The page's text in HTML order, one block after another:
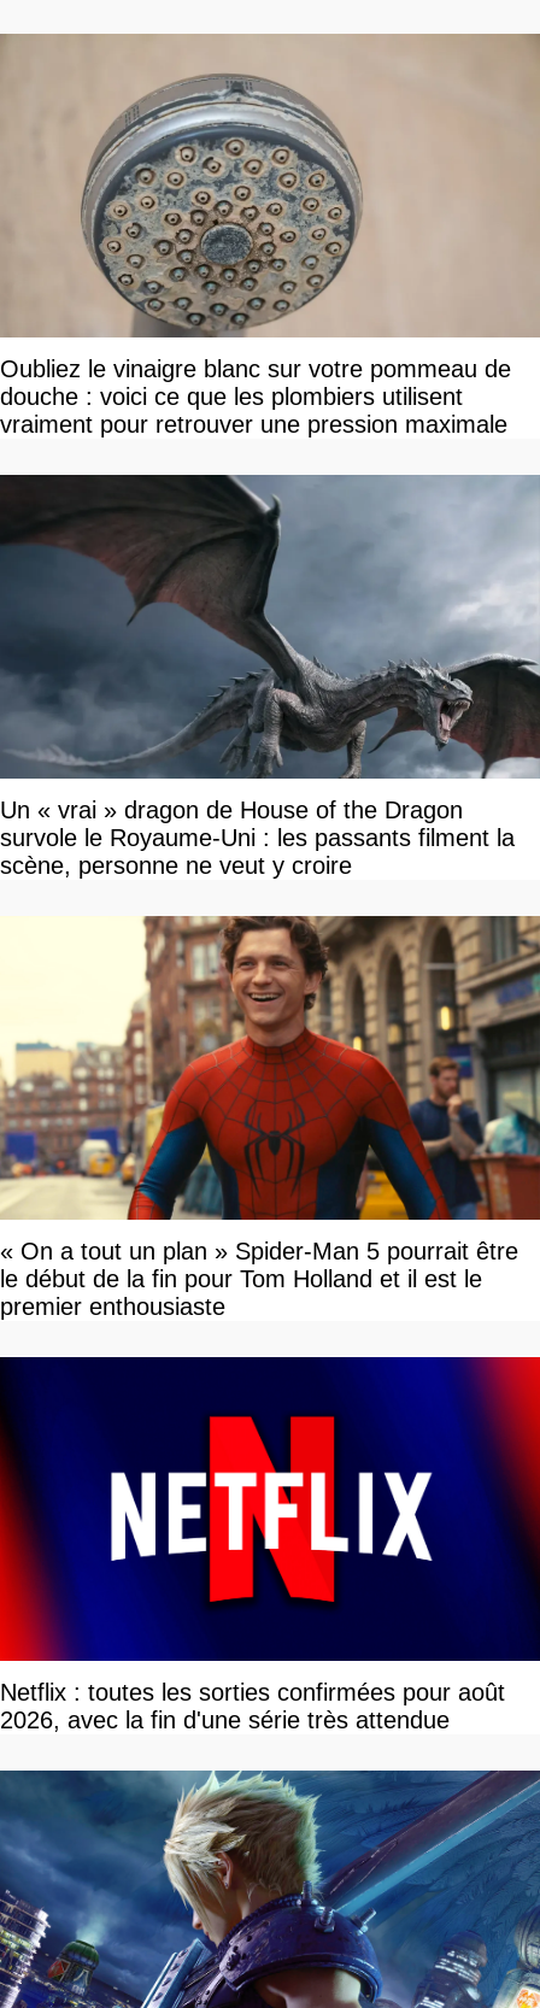
Oubliez le vinaigre blanc sur votre pommeau de
douche : voici ce que les plombiers utilisent
vraiment pour retrouver une pression maximale
Un « vrai » dragon de House of the Dragon
survole le Royaume-Uni : les passants filment la
scène, personne ne veut y croire
« On a tout un plan » Spider-Man 5 pourrait être
le début de la fin pour Tom Holland et il est le
premier enthousiaste
Netflix : toutes les sorties confirmées pour août
2026, avec la fin d'une série très attendue